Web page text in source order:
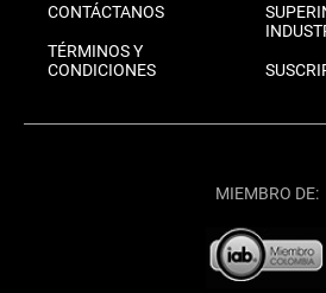
CONTÁCTANOS
TÉRMINOS Y
CONDICIONES
MIEMBRO DE: